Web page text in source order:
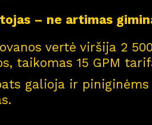
– ne artimas
vertė viršija 2
taikomas 15 GPM
galioja ir